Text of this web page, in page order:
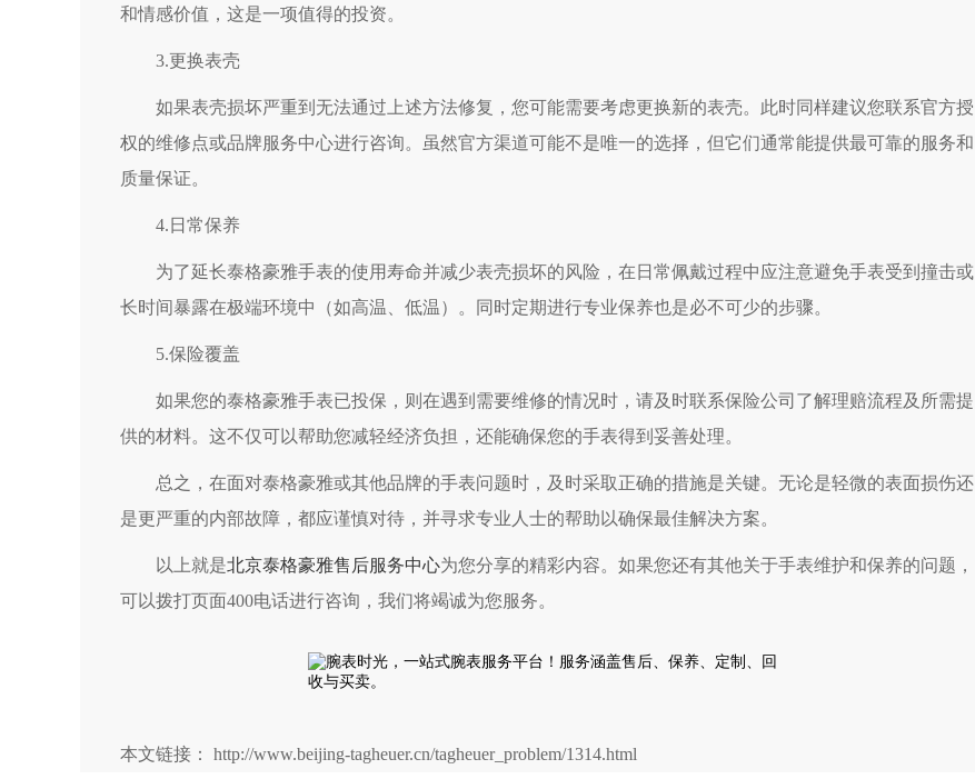
和情感价值，这是一项值得的投资。
3.更换表壳
如果表壳损坏严重到无法通过上述方法修复，您可能需要考虑更换新的表壳。此时同样建议您联系官方授
权的维修点或品牌服务中心进行咨询。虽然官方渠道可能不是唯一的选择，但它们通常能提供最可靠的服务和
质量保证。
4.日常保养
为了延长泰格豪雅手表的使用寿命并减少表壳损坏的风险，在日常佩戴过程中应注意避免手表受到撞击或
长时间暴露在极端环境中（如高温、低温）。同时定期进行专业保养也是必不可少的步骤。
5.保险覆盖
如果您的泰格豪雅手表已投保，则在遇到需要维修的情况时，请及时联系保险公司了解理赔流程及所需提
供的材料。这不仅可以帮助您减轻经济负担，还能确保您的手表得到妥善处理。
总之，在面对泰格豪雅或其他品牌的手表问题时，及时采取正确的措施是关键。无论是轻微的表面损伤还
是更严重的内部故障，都应谨慎对待，并寻求专业人士的帮助以确保最佳解决方案。
以上就是北京泰格豪雅售后服务中心为您分享的精彩内容。如果您还有其他关于手表维护和保养的问题，
可以拨打页面400电话进行咨询，我们将竭诚为您服务。
本文链接： http://www.beijing-tagheuer.cn/tagheuer_problem/1314.html